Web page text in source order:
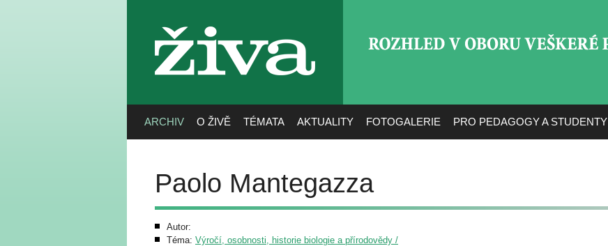
živa
ARCHIV O ŽIVĚ TÉMATA AKTUALITY FOTOGALERIE PRO PEDAGOGY A STUDENTY
Paolo Mantegazza
Autor:
Téma: Výročí, osobnosti, historie biologie a přírodovědy /